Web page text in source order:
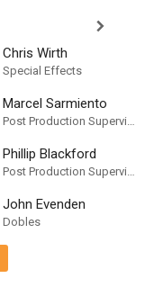
Chris Wirth
Special Effects
Marcel Sarmiento
Post Production Supervisor
Phillip Blackford
Post Production Supervisor
John Evenden
Dobles